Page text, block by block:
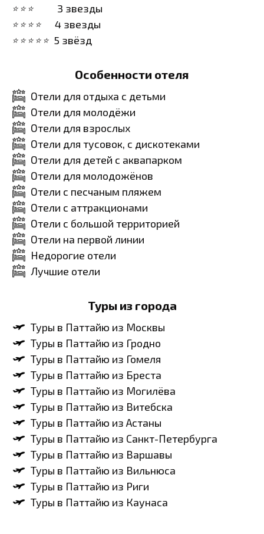
3 звезды
4 звезды
5 звёзд
Особенности отеля
Отели для отдыха с детьми
Отели для молодёжи
Отели для взрослых
Отели для тусовок, с дискотеками
Отели для детей с аквапарком
Отели для молодожёнов
Отели с песчаным пляжем
Отели с аттракционами
Отели с большой территорией
Отели на первой линии
Недорогие отели
Лучшие отели
Туры из города
Туры в Паттайю из Москвы
Туры в Паттайю из Гродно
Туры в Паттайю из Гомеля
Туры в Паттайю из Бреста
Туры в Паттайю из Могилёва
Туры в Паттайю из Витебска
Туры в Паттайю из Астаны
Туры в Паттайю из Санкт-Петербурга
Туры в Паттайю из Варшавы
Туры в Паттайю из Вильнюса
Туры в Паттайю из Риги
Туры в Паттайю из Каунаса